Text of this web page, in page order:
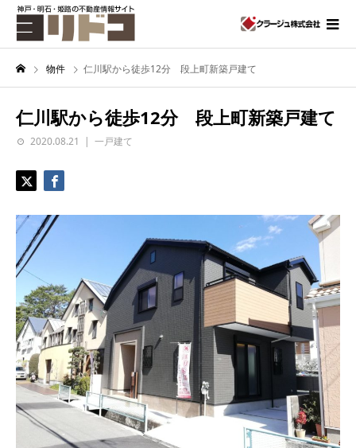
物件 仁川駅から徒歩12分 段上町新築戸建て
仁川駅から徒歩12分 段上町新築戸建て
2020.08.21 一戸建て